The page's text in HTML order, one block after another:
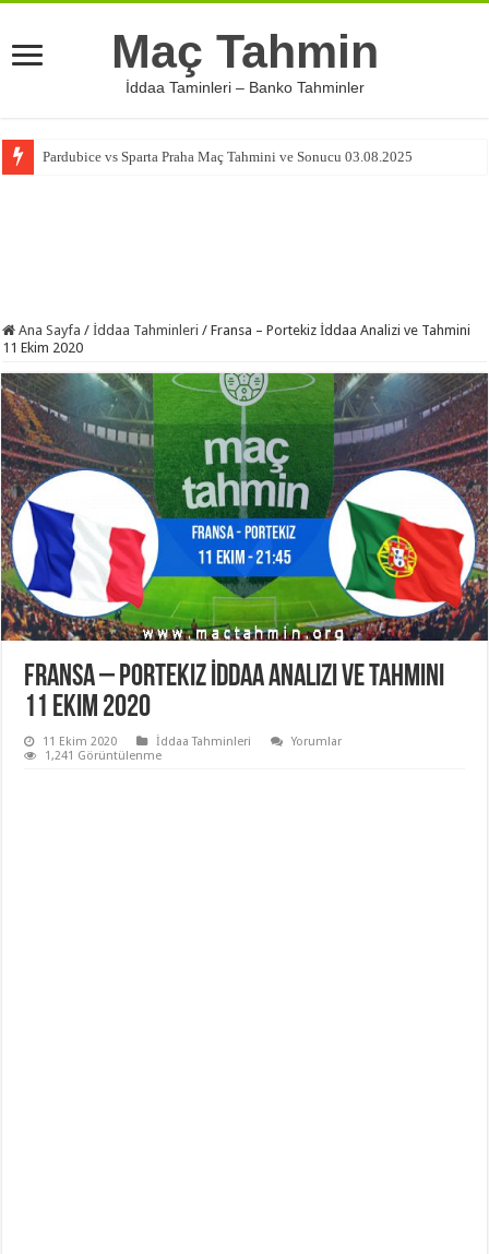
Maç Tahmin
İddaa Taminleri – Banko Tahminler
Pardubice vs Sparta Praha Maç Tahmini ve Sonucu 03.08.2025
Ana Sayfa / İddaa Tahminleri / Fransa – Portekiz İddaa Analizi ve Tahmini
11 Ekim 2020
Fransa – Portekiz İddaa Analizi ve Tahmini
11 Ekim 2020
11 Ekim 2020 İddaa Tahminleri
Yorumlar
1,241 Görüntülenme